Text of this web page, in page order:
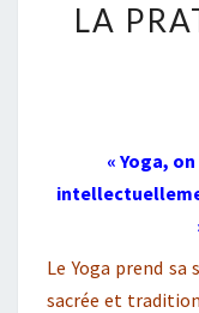
LA
« Yoga,
Le Yoga prend sa
sacrée et